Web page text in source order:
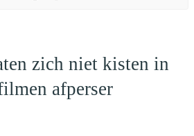
zich niet kisten in
afperser